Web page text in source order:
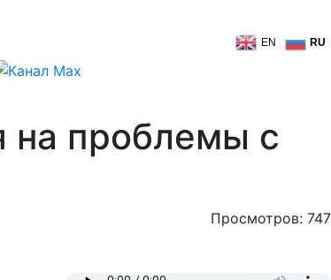
EN RU
на проблемы с
Просмотров: 747